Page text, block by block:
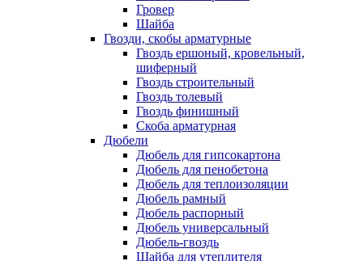
Гровер
Шайба
Гвозди, скобы арматурные
Гвоздь ершоный, кровельный,
шиферный
Гвоздь строительный
Гвоздь толевый
Гвоздь финишный
Скоба арматурная
Дюбели
Дюбель для гипсокартона
Дюбель для пенобетона
Дюбель для теплоизоляции
Дюбель рамный
Дюбель распорный
Дюбель универсальный
Дюбель-гвоздь
Шайба для утеплителя